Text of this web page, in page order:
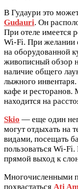
В Гудаури это
Gudauri. Он
При отеле имеется
Wi-Fi. При желании
на оборудованной
живописный обзор
наличие общего
лыжного инвентаря.
кафе и
находится на
Skio — еще один
могут отдыхать на
видами, посещать
пользоваться Wi-
прямой выход к
Многочисленными
похвастаться Ati